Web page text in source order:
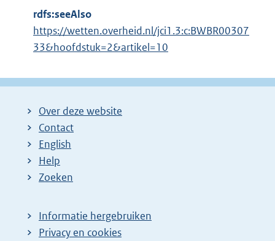
k
:l
i
k
rdfs:seeAlso
https://wetten.overheid.nl/jci1.3:c:BWBR00307
33&hoofdstuk=2&artikel=10
Over deze website
Contact
English
Help
Zoeken
Informatie hergebruiken
Privacy en cookies